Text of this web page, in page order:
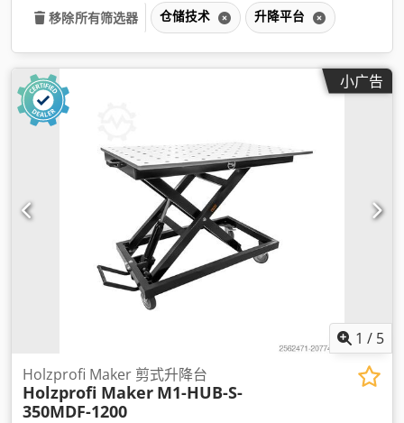
移除所有筛选器 仓储技术 升降平台
小广告
1 / 5
Holzprofi Maker 剪式升降台
Holzprofi Maker M1-HUB-S-
350MDF-1200